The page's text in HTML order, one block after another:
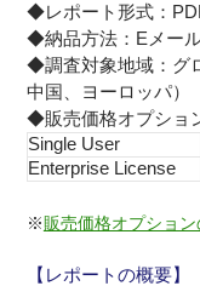
◆レポート形式：
◆納品方法：Eメール
◆調査対象地域：グ
中国、ヨーロッパ）
◆販売価格オプショ
Single User
Enterprise License
※販売価格オプション
【レポートの概要】